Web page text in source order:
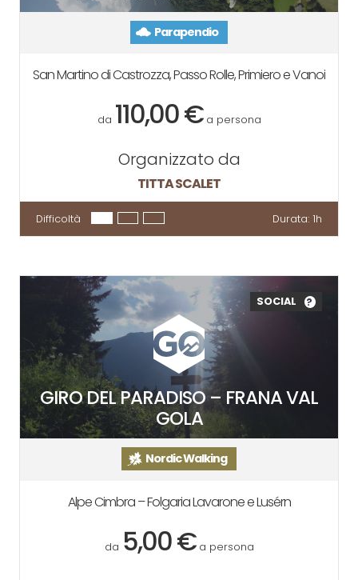
Parapendio
San Martino di Castrozza, Passo Rolle, Primiero e Vanoi
da 110,00 € a persona
Organizzato da
TITTA SCALET
Difficoltà Durata: 1h
GIRO DEL PARADISO – FRANA VAL
GOLA
SOCIAL ?
Nordic Walking
Alpe Cimbra – Folgaria Lavarone e Lusérn
da 5,00 € a persona